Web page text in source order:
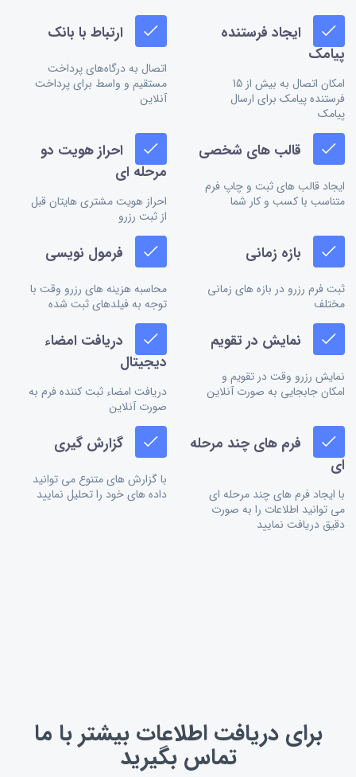
ایجاد فرستنده
پیامک
امکان اتصال به بیش از 15
فرستنده پیامک برای ارسال
پیامک
ارتباط با بانک
اتصال به درگاه‌های پرداخت
مستقیم و واسط برای پرداخت
آنلاین
قالب های شخصی
ایجاد قالب های ثبت و چاپ فرم
متناسب با کسب و کار شما
احراز هویت دو
مرحله ای
احراز هویت مشتری هایتان قبل
از ثبت رزرو
بازه زمانی
ثبت فرم رزرو در بازه های زمانی
مختلف
فرمول نویسی
محاسبه هزینه های رزرو وقت با
توجه به فیلدهای ثبت شده
نمایش در تقویم
نمایش رزرو وقت در تقویم و
امکان جابجایی به صورت آنلاین
دریافت امضاء
دیجیتال
دریافت امضاء ثبت کننده فرم به
صورت آنلاین
فرم های چند مرحله
ای
با ایجاد فرم های چند مرحله ای
می توانید اطلاعات را به صورت
دقیق دریافت نمایید
گزارش گیری
با گزارش های متنوع می توانید
داده های خود را تحلیل نمایید
برای دریافت اطلاعات بیشتر با ما
تماس بگیرید